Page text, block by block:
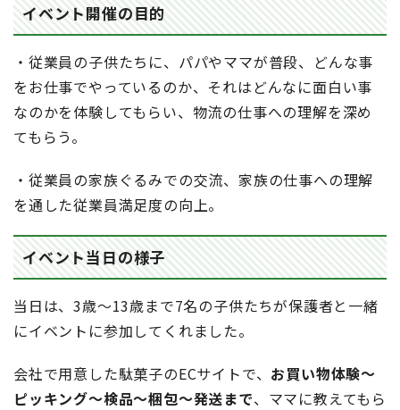
イベント開催の目的
・従業員の子供たちに、パパやママが普段、どんな事
をお仕事でやっているのか、それはどんなに面白い事
なのかを体験してもらい、物流の仕事への理解を深め
てもらう。
・従業員の家族ぐるみでの交流、家族の仕事への理解
を通した従業員満足度の向上。
イベント当日の様子
当日は、3歳～13歳まで7名の子供たちが保護者と一緒
にイベントに参加してくれました。
会社で用意した駄菓子のECサイトで、 お買い物体験～
ピッキング～検品～梱包～発送まで、ママに教えてもら